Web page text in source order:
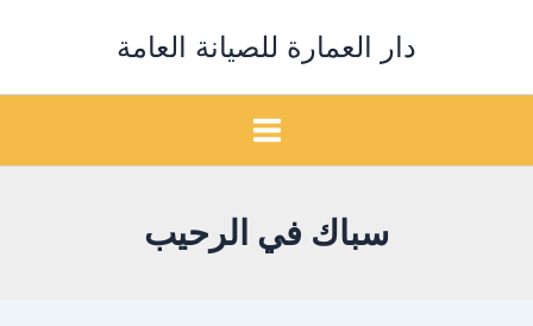
دار العمارة للصيانة العامة
سباك في الرحيب